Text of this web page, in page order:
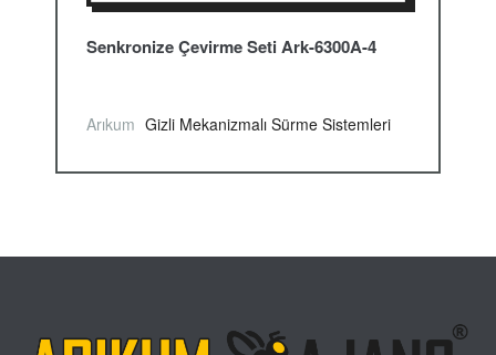
Senkronize Çevirme Seti Ark-6300A-4
Arıkum Gizli Mekanizmalı Sürme Sistemleri